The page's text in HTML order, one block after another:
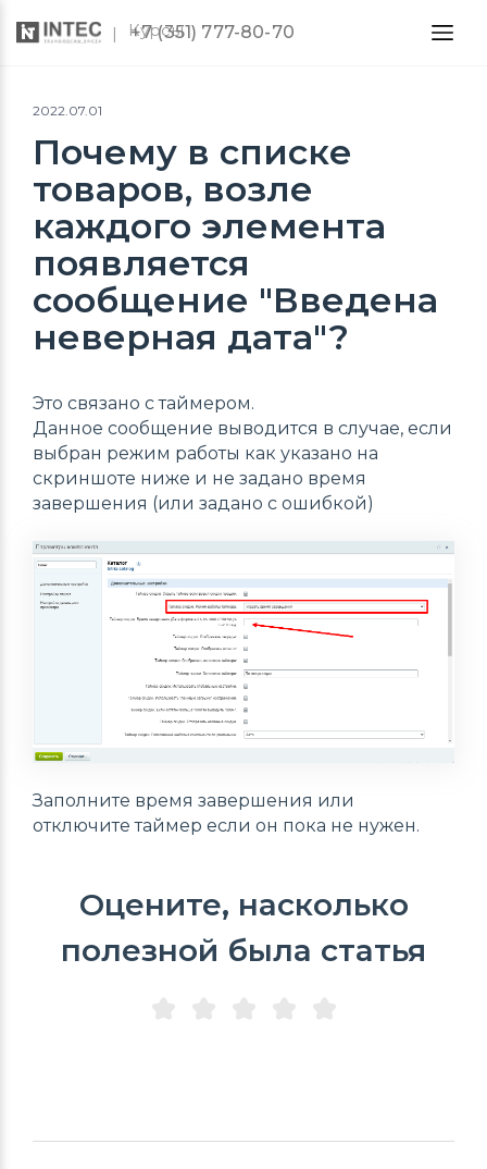
Курсы
+7 (351) 777-80-70
2022.07.01
Почему в списке
товаров, возле
каждого элемента
появляется
сообщение "Введена
неверная дата"?
Это связано с таймером.
Данное сообщение выводится в случае, если
выбран режим работы как указано на
скриншоте ниже и не задано время
завершения (или задано с ошибкой)
Заполните время завершения или
отключите таймер если он пока не нужен.
Оцените, насколько
полезной была статья